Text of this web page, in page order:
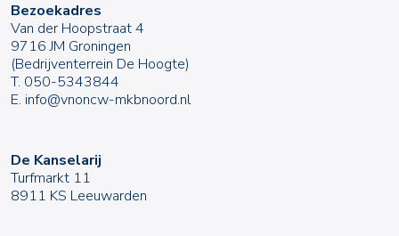
Bezoekadres
Van der Hoopstraat 4
9716 JM Groningen
(Bedrijventerrein De Hoogte)
T. 050-5343844
E. info@vnoncw-mkbnoord.nl
De Kanselarij
Turfmarkt 11
8911 KS Leeuwarden